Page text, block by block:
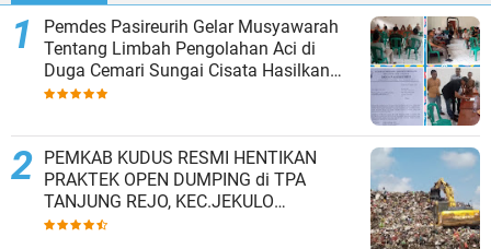
Pemdes Pasireurih Gelar Musyawarah
Tentang Limbah Pengolahan Aci di
Duga Cemari Sungai Cisata Hasilkan
Kesepakatan Tutup Sementara
PEMKAB KUDUS RESMI HENTIKAN
PRAKTEK OPEN DUMPING di TPA
TANJUNG REJO, KEC.JEKULO
KAB.KUDUS,BERLAKUKAN SISTEM